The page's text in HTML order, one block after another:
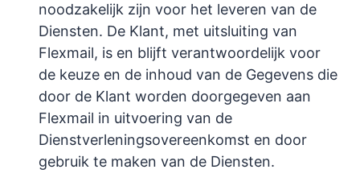
noodzakelijk zijn voor het leveren van de
Diensten. De Klant, met uitsluiting van
Flexmail, is en blijft verantwoordelijk voor
de keuze en de inhoud van de Gegevens die
door de Klant worden doorgegeven aan
Flexmail in uitvoering van de
Dienstverleningsovereenkomst en door
gebruik te maken van de Diensten.